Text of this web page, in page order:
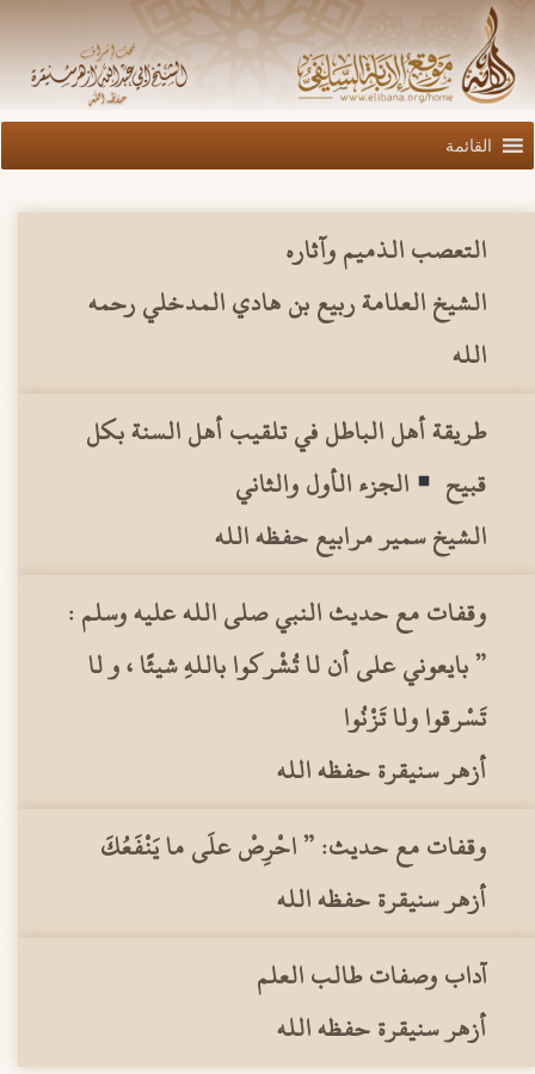
القائمة
التعصب الذميم وآثاره
الشيخ العلامة ربيع بن هادي المدخلي رحمه
الله
طريقة أهل الباطل في تلقيب أهل السنة بكل
قبيح
الجزء الأول والثاني
الشيخ سمير مرابيع حفظه الله
وقفات مع حديث النبي صلى الله عليه وسلم :
” بايعوني على أن لا تُشْركوا باللهِ شيئًا ، و لا
تَسْرقوا ولا تَزْنُوا
أزهر سنيقرة حفظه الله
وقفات مع حديث: ” احْرِصْ علَى ما يَنْفَعُكَ
أزهر سنيقرة حفظه الله
آداب وصفات طالب العلم
أزهر سنيقرة حفظه الله